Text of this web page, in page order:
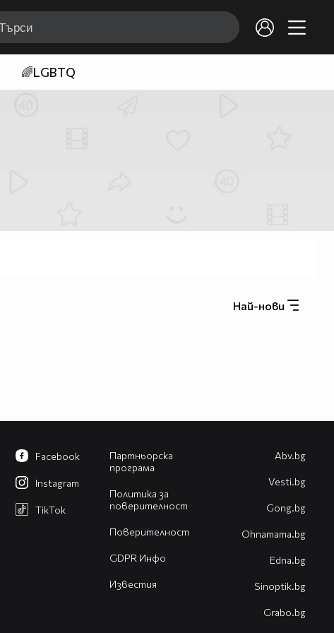
🌈LGBTQ
Най-нови
Партньорска
програма
Политика за
поверителност
Поверителност
GDPR Инфо
Известия
Facebook
Instagram
TikTok
Abv.bg
Vesti.bg
Gong.bg
Оhnamama.bg
Edna.bg
Sinoptik.bg
Grabo.bg